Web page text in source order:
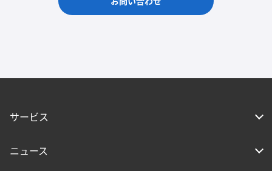
サービス
ニュース